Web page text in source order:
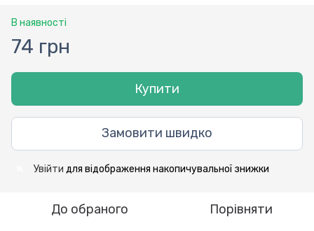
В наявності
74 грн
Купити
Замовити швидко
Увійти для відображення накопичувальної знижки
До обраного Порівняти